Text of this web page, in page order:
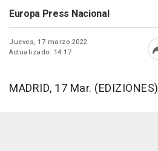
Europa Press Nacional
Jueves, 17 marzo 2022
Actualizado: 14:17
MADRID, 17 Mar. (EDIZIONES)